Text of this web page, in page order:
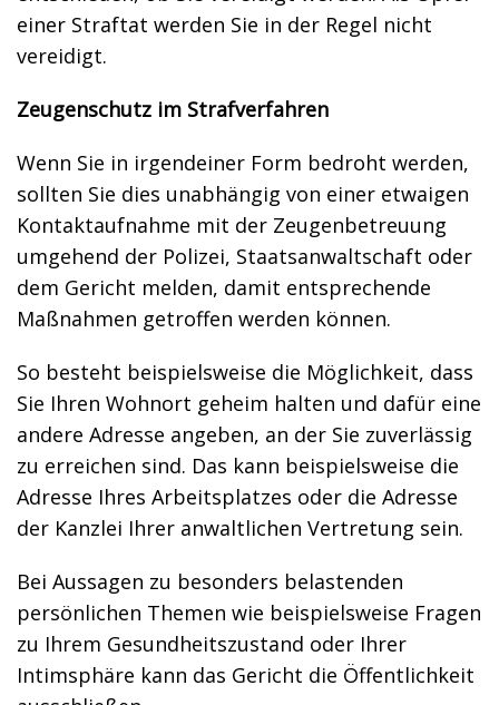
einer Straftat werden Sie in der Regel nicht
vereidigt.
Zeugenschutz im Strafverfahren
Wenn Sie in irgendeiner Form bedroht werden,
sollten Sie dies unabhängig von einer etwaigen
Kontaktaufnahme mit der Zeugenbetreuung
umgehend der Polizei, Staatsanwaltschaft oder
dem Gericht melden, damit entsprechende
Maßnahmen getroffen werden können.
So besteht beispielsweise die Möglichkeit, dass
Sie Ihren Wohnort geheim halten und dafür eine
andere Adresse angeben, an der Sie zuverlässig
zu erreichen sind. Das kann beispielsweise die
Adresse Ihres Arbeitsplatzes oder die Adresse
der Kanzlei Ihrer anwaltlichen Vertretung sein.
Bei Aussagen zu besonders belastenden
persönlichen Themen wie beispielsweise Fragen
zu Ihrem Gesundheitszustand oder Ihrer
Intimsphäre kann das Gericht die Öffentlichkeit